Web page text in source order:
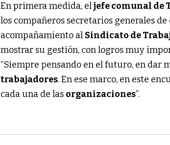
En primera medida, eljefe comunal de
los compañeros secretarios generales
acompañamiento al Sindicato de
mostrar su gestión, con logros muy
“Siempre pensando en el futuro, en dar
trabajadores. En ese marco, en este
cada una de las organizaciones”.